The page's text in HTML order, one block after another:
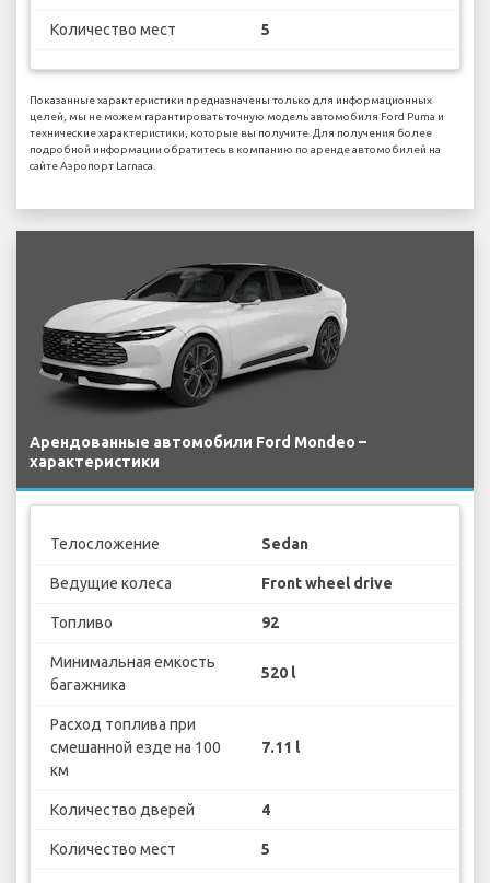
Количество мест 5
Показанные характеристики предназначены только для информационных
целей, мы не можем гарантировать точную модель автомобиля Ford Puma и
технические характеристики, которые вы получите. Для получения более
подробной информации обратитесь в компанию по аренде автомобилей на
сайте Аэропорт Larnaca.
Арендованные автомобили Ford Mondeo –
характеристики
Телосложение Sedan
Ведущие колеса Front wheel drive
Топливо 92
Минимальная емкость
багажника
520 l
Расход топлива при
смешанной езде на 100
км
7.11 l
Количество дверей 4
Количество мест 5